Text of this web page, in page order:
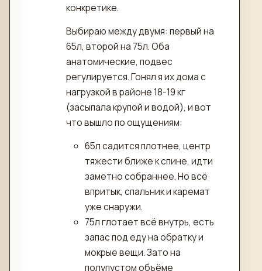
конкретике.
Выбираю между двумя: первый на
65л, второй на 75л. Оба
анатомические, подвес
регулируется. Гонял я их дома с
нагрузкой в районе 18-19 кг
(засыпала крупой и водой), и вот
что вышло по ощущениям:
65л садится плотнее, центр
тяжести ближе к спине, идти
заметно собраннее. Но всё
впритык, спальник и каремат
уже снаружи.
75л глотает всё внутрь, есть
запас под еду на обратку и
мокрые вещи. Зато на
полупустом объёме